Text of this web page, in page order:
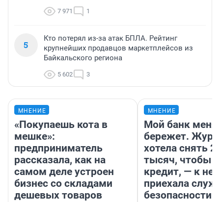
7 971 1
5
Кто потерял из-за атак БПЛА. Рейтинг
крупнейших продавцов маркетплейсов из
Байкальского региона
5 602 3
МНЕНИЕ
«Покупаешь кота в
мешке»:
предприниматель
рассказала, как на
самом деле устроен
бизнес со складами
дешевых товаров
МНЕНИЕ
Мой банк меня
бережет.
хотела снять
тысяч, чтобы
кредит, — к
приехала
безопасности